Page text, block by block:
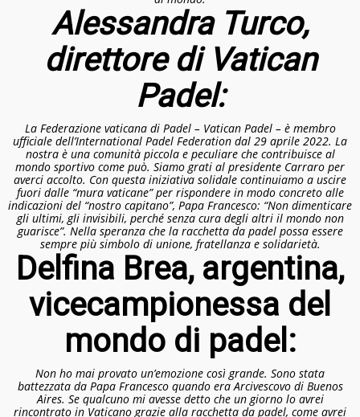
Alessandra Turco,
direttore di Vatican
Padel:
La Federazione vaticana di Padel – Vatican Padel – è membro
ufficiale dell’International Padel Federation dal 29 aprile 2022. La
nostra è una comunità piccola e peculiare che contribuisce al
mondo sportivo come può. Siamo grati al presidente Carraro per
averci accolto. Con questa iniziativa solidale continuiamo a uscire
fuori dalle “mura vaticane” per rispondere in modo concreto alle
indicazioni del “nostro capitano”, Papa Francesco: “Non dimenticare
gli ultimi, gli invisibili, perché senza cura degli altri il mondo non
guarisce”. Nella speranza che la racchetta da padel possa essere
sempre più simbolo di unione, fratellanza e solidarietà.
Delfina Brea, argentina,
vicecampionessa del
mondo di padel:
Non ho mai provato un’emozione così grande. Sono stata
battezzata da Papa Francesco quando era Arcivescovo di Buenos
Aires. Se qualcuno mi avesse detto che un giorno lo avrei
rincontrato in Vaticano grazie alla racchetta da padel, come avrei